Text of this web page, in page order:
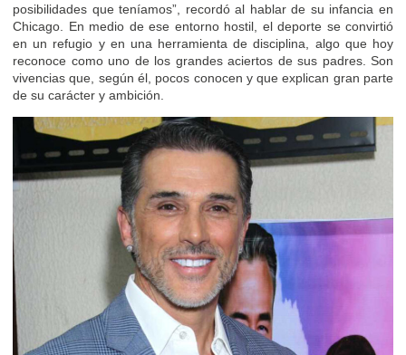
posibilidades que teníamos”, recordó al hablar de su infancia en
Chicago. En medio de ese entorno hostil, el deporte se convirtió
en un refugio y en una herramienta de disciplina, algo que hoy
reconoce como uno de los grandes aciertos de sus padres. Son
vivencias que, según él, pocos conocen y que explican gran parte
de su carácter y ambición.